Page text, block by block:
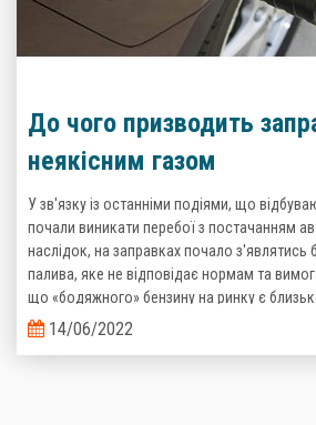
До чого призводить
неякісним газом
У зв'язку із останніми подіями, що
почали виникати перебої з постачанням
наслідок, на заправках почало з'являтись
палива, яке не відповідає нормам та
що «бодяжного» бензину на ринку є
важко когось здивувати, то тепер
стає реальністю.
14/06/2022